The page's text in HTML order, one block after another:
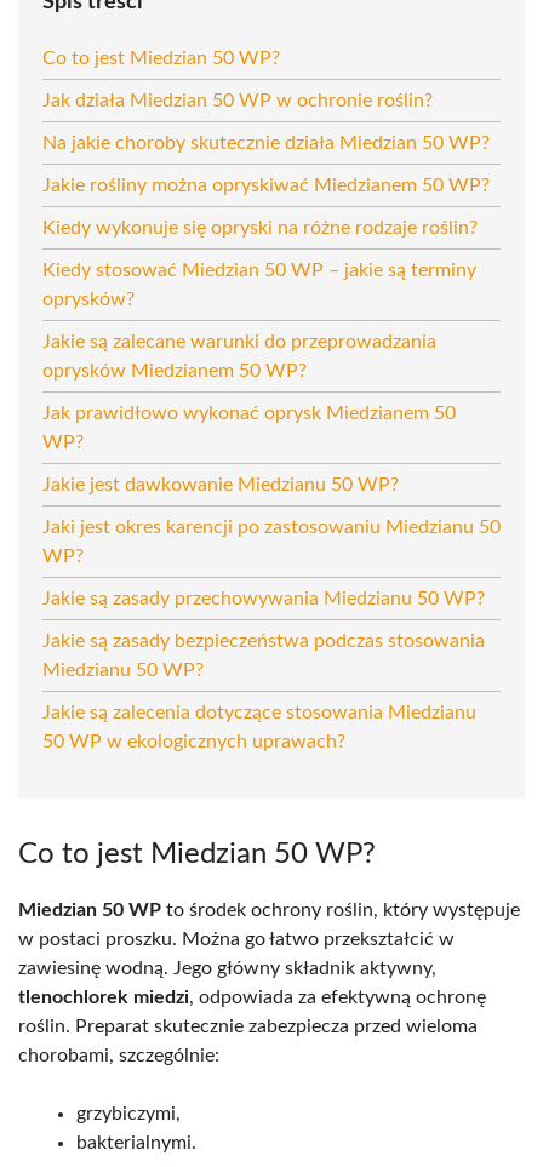
Co to jest Miedzian 50 WP?
Jak działa Miedzian 50 WP w ochronie roślin?
Na jakie choroby skutecznie działa Miedzian 50 WP?
Jakie rośliny można opryskiwać Miedzianem 50 WP?
Kiedy wykonuje się opryski na różne rodzaje roślin?
Kiedy stosować Miedzian 50 WP – jakie są terminy
oprysków?
Jakie są zalecane warunki do przeprowadzania
oprysków Miedzianem 50 WP?
Jak prawidłowo wykonać oprysk Miedzianem 50
WP?
Jakie jest dawkowanie Miedzianu 50 WP?
Jaki jest okres karencji po zastosowaniu Miedzianu 50
WP?
Jakie są zasady przechowywania Miedzianu 50 WP?
Jakie są zasady bezpieczeństwa podczas stosowania
Miedzianu 50 WP?
Jakie są zalecenia dotyczące stosowania Miedzianu
50 WP w ekologicznych uprawach?
Co to jest Miedzian 50 WP?
Miedzian 50 WP to środek ochrony roślin, który występuje
w postaci proszku. Można go łatwo przekształcić w
zawiesinę wodną. Jego główny składnik aktywny,
tlenochlorek miedzi, odpowiada za efektywną ochronę
roślin. Preparat skutecznie zabezpiecza przed wieloma
chorobami, szczególnie:
grzybiczymi,
bakterialnymi.